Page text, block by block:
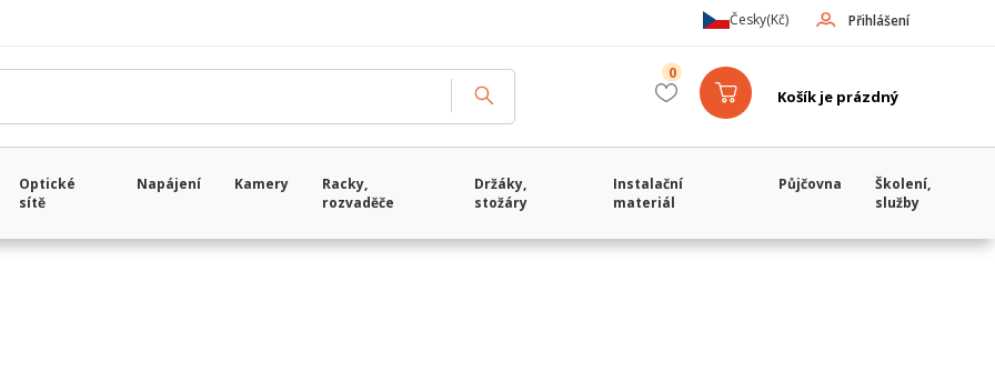
Přihlášení
Česky(Kč)
Košík je prázdný
0
Optické
sítě
Napájení Kamery
Racky,
rozvaděče
Držáky,
stožáry
Instalační
materiál
Půjčovna
Školení,
služby